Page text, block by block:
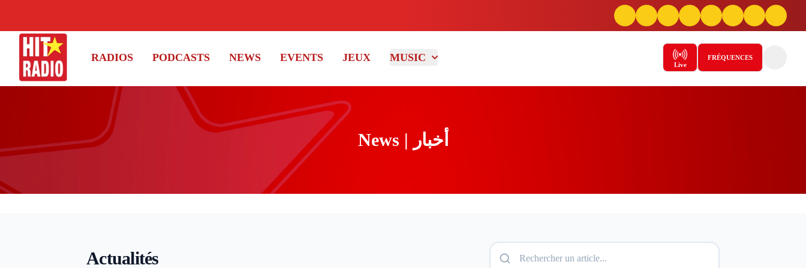
RADIOS PODCASTS NEWS EVENTS JEUX MUSIC
Live
FRÉQUENCES
News | أخبار
Actualités